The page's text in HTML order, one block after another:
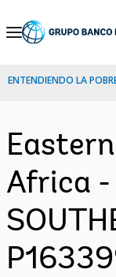
Skip
Navigation
ENTENDIENDO LA
Africa -